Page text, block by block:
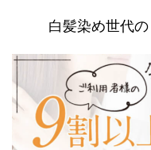
白髪染め世代の